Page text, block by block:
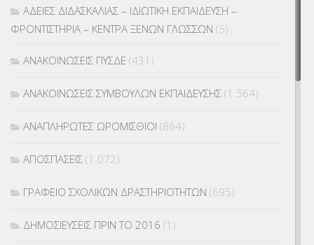
ΑΔΕΙΕΣ ΔΙΔΑΣΚΑΛΙΑΣ – ΙΔΙΩΤΙΚΗ ΕΚΠΑΙΔΕΥΣΗ –
ΦΡΟΝΤΙΣΤΗΡΙΑ – ΚΕΝΤΡΑ ΞΕΝΩΝ ΓΛΩΣΣΩΝ (5)
ΑΝΑΚΟΙΝΩΣΕΙΣ ΠΥΣΔΕ (431)
ΑΝΑΚΟΙΝΩΣΕΙΣ ΣΥΜΒΟΥΛΩΝ ΕΚΠΑΙΔΕΥΣΗΣ (1.564)
ΑΝΑΠΛΗΡΩΤΕΣ ΩΡΟΜΙΣΘΙΟΙ (864)
ΑΠΟΣΠΑΣΕΙΣ (1.072)
ΓΡΑΦΕΙΟ ΣΧΟΛΙΚΩΝ ΔΡΑΣΤΗΡΙΟΤΗΤΩΝ (695)
ΔΗΜΟΣΙΕΥΣΕΙΣ ΠΡΙΝ ΤΟ 2016 (1)